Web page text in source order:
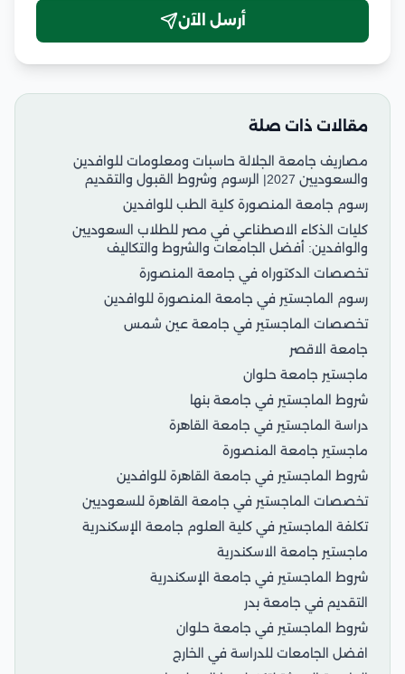
أرسل الآن
مقالات ذات صلة
مصاريف جامعة الجلالة حاسبات ومعلومات للوافدين
والسعوديين 2027| الرسوم وشروط القبول والتقديم
رسوم جامعة المنصورة كلية الطب للوافدين
كليات الذكاء الاصطناعي في مصر للطلاب السعوديين
والوافدين: أفضل الجامعات والشروط والتكاليف
تخصصات الدكتوراه في جامعة المنصورة
رسوم الماجستير في جامعة المنصورة للوافدين
تخصصات الماجستير في جامعة عين شمس
جامعة الاقصر
ماجستير جامعة حلوان
شروط الماجستير في جامعة بنها
دراسة الماجستير في جامعة القاهرة
ماجستير جامعة المنصورة
شروط الماجستير في جامعة القاهرة للوافدين
تخصصات الماجستير في جامعة القاهرة للسعوديين
تكلفة الماجستير في كلية العلوم جامعة الإسكندرية
ماجستير جامعة الاسكندرية
شروط الماجستير في جامعة الإسكندرية
التقديم في جامعة بدر
شروط الماجستير في جامعة حلوان
افضل الجامعات للدراسة في الخارج